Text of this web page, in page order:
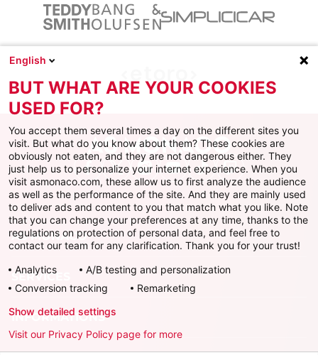
Facebook
X Instagram
YoutubeTikTokTwitch
AS MONACO
SERVICES
INFORMATIONS
English
BUT WHAT ARE YOUR COOKIES
USED FOR?
You accept them several times a day on the different sites you
visit. But what do you know about them? These cookies are
obviously not eaten, and they are not dangerous either. They
just help us to personalize your internet experience. When you
visit asmonaco.com, these allow us to first analyze the audience
as well as the performance of the site. And they are mainly used
to deliver ads and content to you that match what you like. Note
that you can change your preferences at any time, thanks to the
regulations on protection of personal data, and feel free to
contact our team for any clarification. Thank you for your trust!
Analytics
A/B testing and personalization
Conversion tracking
Remarketing
Show detailed settings
Visit our Privacy Policy page for more